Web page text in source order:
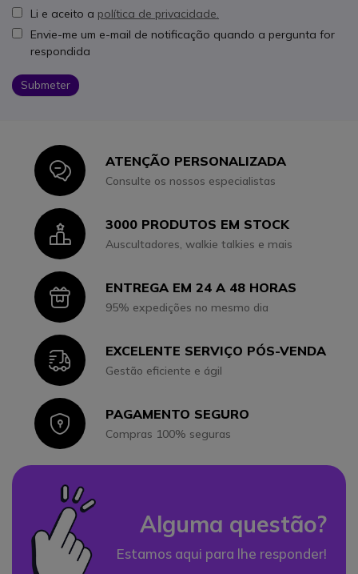
Li e aceito a política de privacidade.
Envie-me um e-mail de notificação quando a pergunta for
respondida
Submeter
IconATENÇÃO PERSONALIZADA
Consulte os nossos especialistas
Icon3000 PRODUTOS EM STOCK
Auscultadores, walkie talkies e mais
IconENTREGA EM 24 A 48 HORAS
95% expedições no mesmo dia
IconEXCELENTE SERVIÇO PÓS-VENDA
Gestão eficiente e ágil
IconPAGAMENTO SEGURO
Compras 100% seguras
Alguma questão?
Estamos aqui para lhe responder!